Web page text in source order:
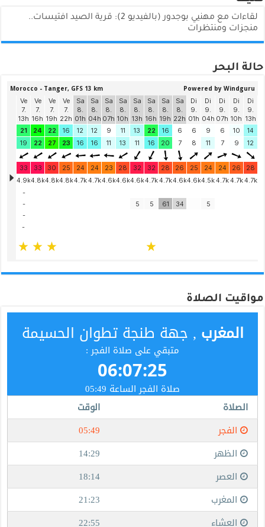
لقاءات مع مهنيي بوجدور (بالفيديو 2): قرية الصيد افتيسات..
منجزات ومنتظرات
حالة البحر
مواقيت الصلاة